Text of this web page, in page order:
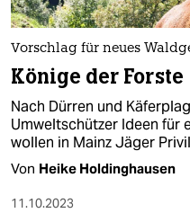
Vorschlag für neues
Könige der Forste
Nach Dürren und
Umweltschützer Ideen für
wollen in Mainz Jäger
Von Heike Holdinghausen
11.10.2023